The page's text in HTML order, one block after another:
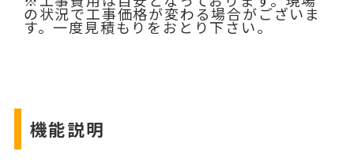
の状況で工事価格が変わる場合がございま
す。一度見積もりをおとり下さい。
機能説明